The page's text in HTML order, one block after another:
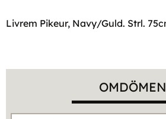
Livrem Pikeur, Navy/Guld. Strl.
OMDÖMEN